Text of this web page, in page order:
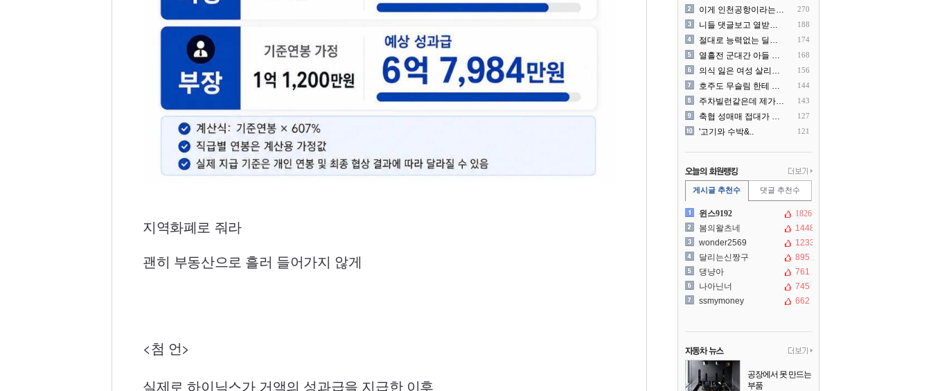
지역화폐로 줘라
괜히 부동산으로 흘러 들어가지 않게
<첨 언>
실제로 하이닉스가 거액의 성과급을 지급한 이후
이게 인천공항이라는게 믿겨지.. 270
니들 댓글보고 열받아서 집구.. 188
절대로 능력없는 딜러를 쓰지.. 174
열흘전 군대간 아들 소포(가.. 168
의식 잃은 여성 살리려다 성.. 156
호주도 무슬림 한테 점령 당.. 144
주차빌런같은데 제가 잘못한건.. 143
축협 성매매 접대가 더 충격.. 127
'고기와 수박&.. 121
게시글 추천수 댓글 추천수
윈스9192
1826
봄의왈츠네
1448
wonder2569
1233
달리는신짱구
895
댕냥아
761
나아닌너
745
ssmymoney
662
공장에서 못 만드는
부품